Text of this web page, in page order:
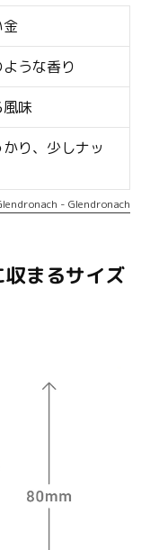
金
うな香り
味
り、少しナッ
- Glendronach
まるサイズ